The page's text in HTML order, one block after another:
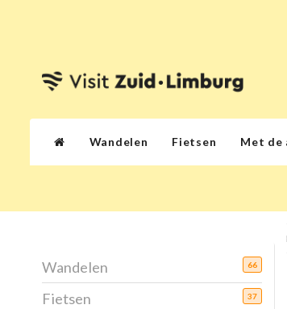
Wandelen Fietsen Met de
Wandelen 66
Fietsen 37